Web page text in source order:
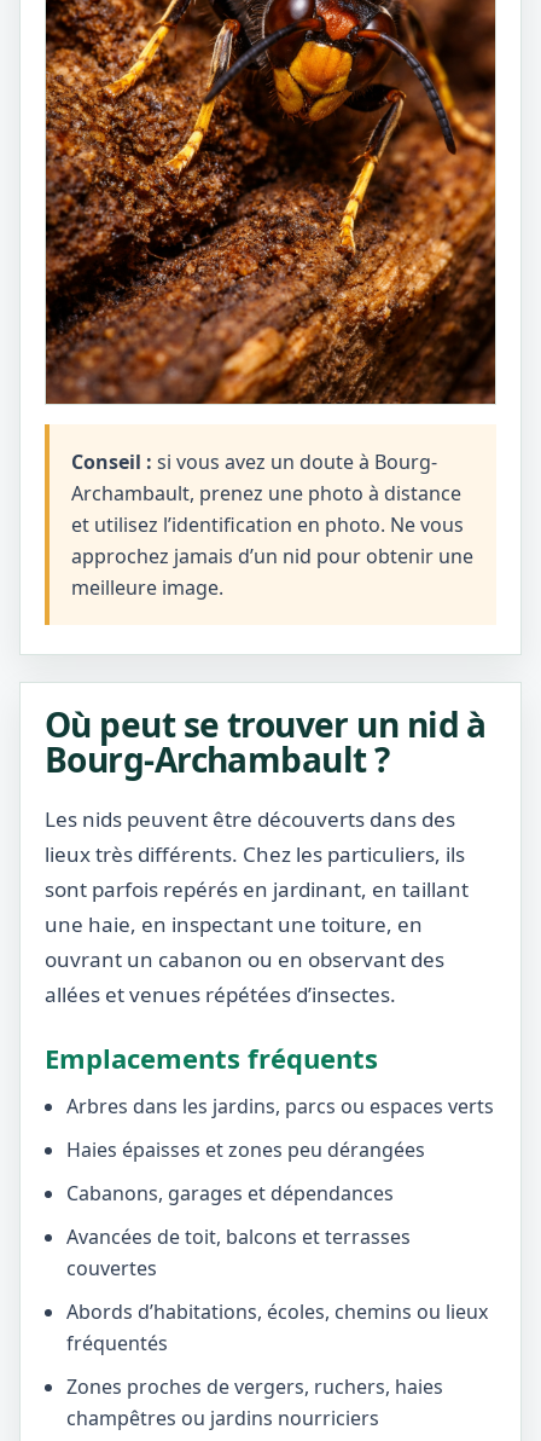
Conseil : si vous avez un doute à Bourg-
Archambault, prenez une photo à distance
et utilisez l’identification en photo. Ne vous
approchez jamais d’un nid pour obtenir une
meilleure image.
Où peut se trouver un nid à
Bourg-Archambault ?
Les nids peuvent être découverts dans des
lieux très différents. Chez les particuliers, ils
sont parfois repérés en jardinant, en taillant
une haie, en inspectant une toiture, en
ouvrant un cabanon ou en observant des
allées et venues répétées d’insectes.
Emplacements fréquents
Arbres dans les jardins, parcs ou espaces verts
Haies épaisses et zones peu dérangées
Cabanons, garages et dépendances
Avancées de toit, balcons et terrasses
couvertes
Abords d’habitations, écoles, chemins ou lieux
fréquentés
Zones proches de vergers, ruchers, haies
champêtres ou jardins nourriciers